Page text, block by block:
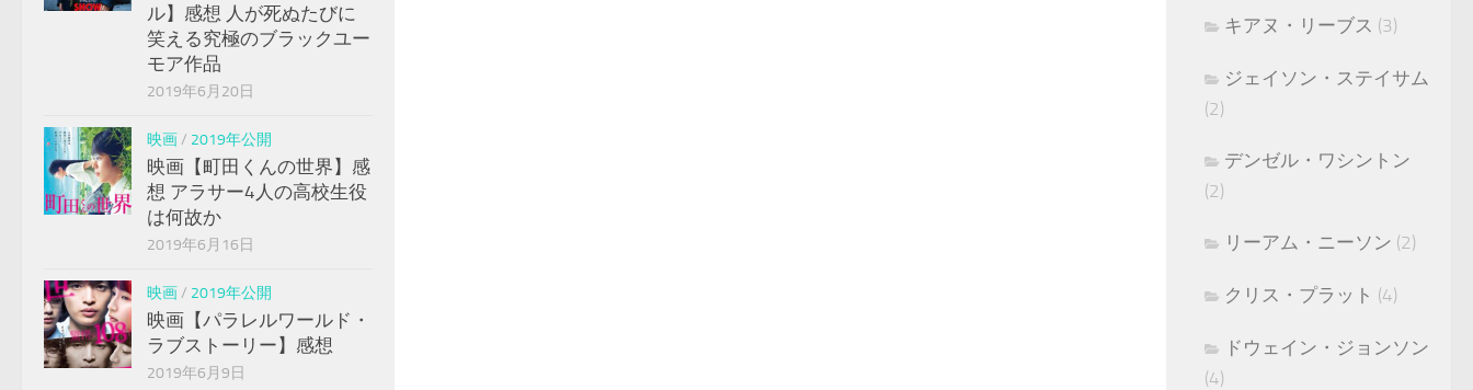
ル】感想 人が死ぬたびに
笑える究極のブラックユー
モア作品
2019年6月20日
映画/ 2019年公開
映画【町田くんの世界】感
想 アラサー4人の高校生役
は何故か
2019年6月16日
映画/ 2019年公開
映画【パラレルワールド・
ラブストーリー】感想
2019年6月9日
キアヌ・リーブス (3)
ジェイソン・ステイサム
(2)
デンゼル・ワシントン
(2)
リーアム・ニーソン (2)
クリス・プラット (4)
ドウェイン・ジョンソン
(4)